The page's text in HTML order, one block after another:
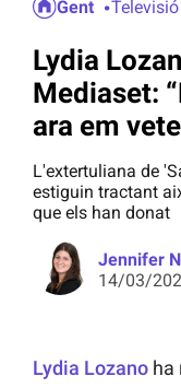
Gent Televisió
Lydia
Mediaset:
ara em
L'extertuliana de
estiguin tractant
que els han donat
Jennifer
14/03/
Lydia Lozano ha